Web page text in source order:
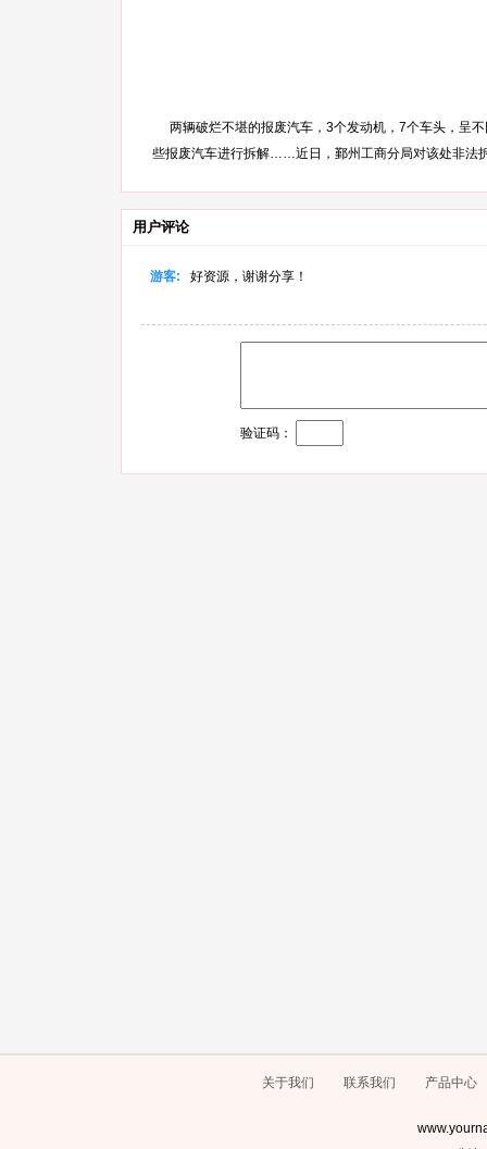
两辆破烂不堪的报废汽车，3个发动机，7个车头，呈
些报废汽车进行拆解……近日，鄞州工商分局对该处非法
用户评论
游客: 好资源，谢谢分享！
验证码：
关于我们 联系我们 产品中心